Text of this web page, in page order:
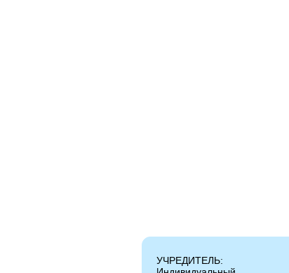
УЧРЕДИТЕЛЬ: